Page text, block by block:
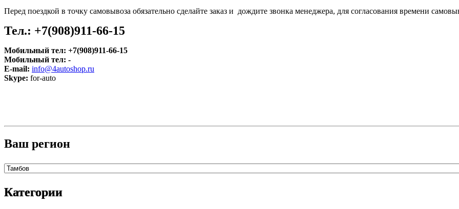
Перед поездкой в точку самовывоза обязательно сделайте заказ и дождите звонка менеджера, для согласования времени
Тел.: +7(908)911-66-15
Мобильный тел: +7(908)911-66-15
Мобильный тел: -
E-mail: info@4autoshop.ru
Skype: for-auto
Ваш регион
Категории